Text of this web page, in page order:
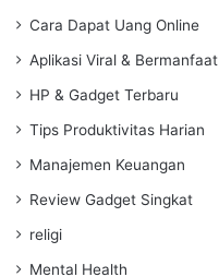
Cara Dapat Uang Online
Aplikasi Viral & Bermanfaat
HP & Gadget Terbaru
Tips Produktivitas Harian
Manajemen Keuangan
Review Gadget Singkat
religi
Mental Health